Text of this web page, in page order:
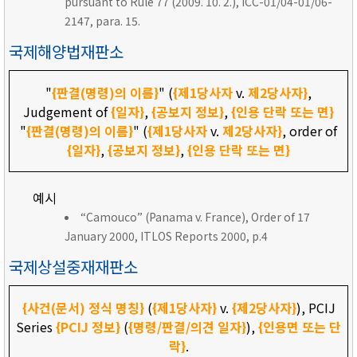
2147, para. 15.
국제해양법재판소
"{판결(명령)의 이름}" ({제1당사자v. 제2당사자},
Judgement of{일자},{공보지 정보},{인용 단락 또는 면}
"{판결(명령)의 이름}" ({제1당사자v. 제2당사자}, order of
{일자},{공보지 정보},{인용 단락 또는 면}
예시
“Camouco” (Panama v. France), Order of 17
January 2000, ITLOS Reports 2000, p.4
국제상설중재재판소
{사건(문서) 정식 명칭}({제1당사자}v. {제2당사자}), PCIJ
Series{PCIJ 정보} ({명령/판결/의견 일자}),{인용면 또는 단
락}.